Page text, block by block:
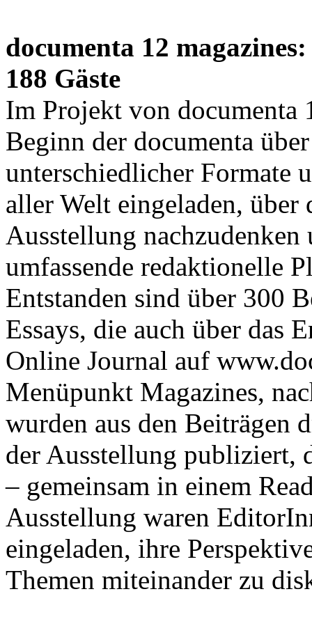
documenta 12
188 Gäste
Im Projekt von documenta
Beginn der documenta
unterschiedlicher Formate
aller Welt eingeladen,
Ausstellung
umfassende redaktionelle
Entstanden sind über 300
Essays, die auch über das
Online Journal auf
Menüpunkt Magazines,
wurden aus den Beiträgen
der Ausstellung publiziert,
– gemeinsam in einem
Ausstellung waren
eingeladen, ihre
Themen miteinander zu